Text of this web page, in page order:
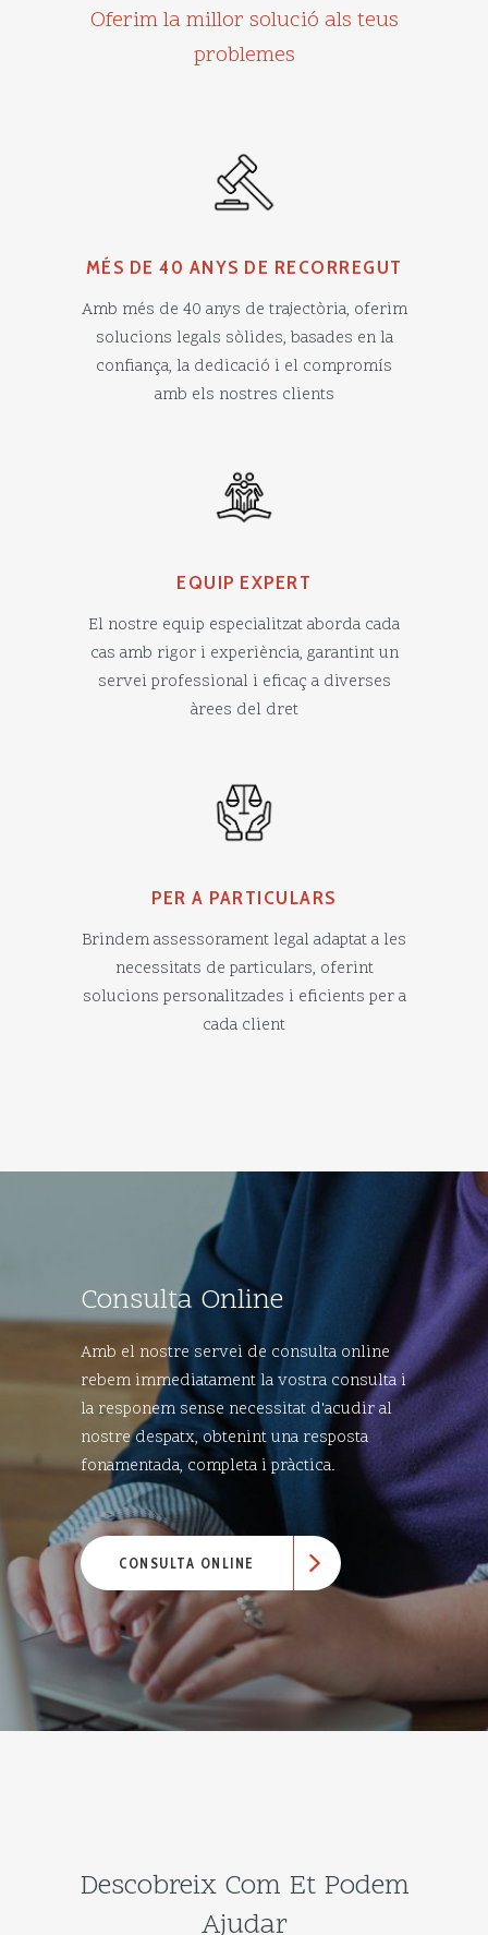
Oferim la millor solució als teus
problemes
MÉS DE 40 ANYS DE RECORREGUT
Amb més de 40 anys de trajectòria, oferim
solucions legals sòlides, basades en la
confiança, la dedicació i el compromís
amb els nostres clients
EQUIP EXPERT
El nostre equip especialitzat aborda cada
cas amb rigor i experiència, garantint un
servei professional i eficaç a diverses
àrees del dret
PER A PARTICULARS
Brindem assessorament legal adaptat a les
necessitats de particulars, oferint
solucions personalitzades i eficients per a
cada client
Consulta Online
Amb el nostre servei de consulta online
rebem immediatament la vostra consulta i
la responem sense necessitat d'acudir al
nostre despatx, obtenint una resposta
fonamentada, completa i pràctica.
CONSULTA ONLINE
Descobreix Com Et Podem
Ajudar